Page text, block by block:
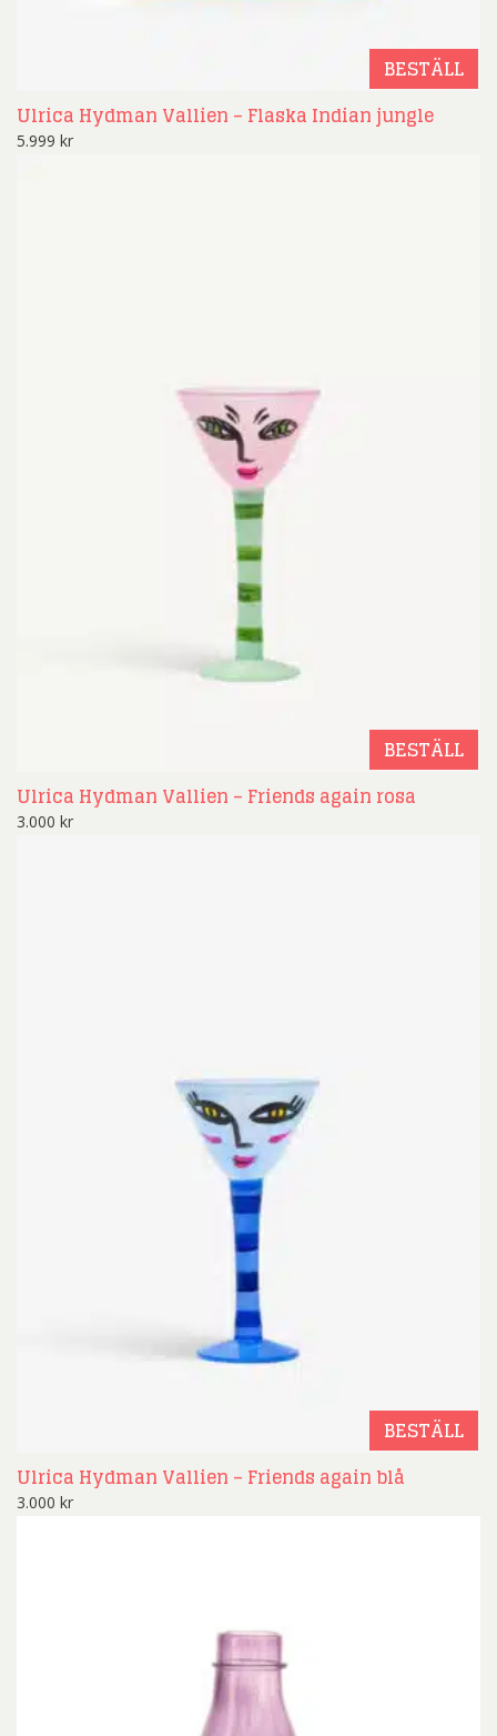
BESTÄLL
Ulrica Hydman Vallien – Flaska Indian jungle
5.999 kr
BESTÄLL
Ulrica Hydman Vallien – Friends again rosa
3.000 kr
BESTÄLL
Ulrica Hydman Vallien – Friends again blå
3.000 kr